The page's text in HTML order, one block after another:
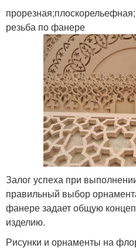
резьба по фанере
Залог успеха при
правильный выбор
фанере задает общую
изделию.
Рисунки и орнаменты на